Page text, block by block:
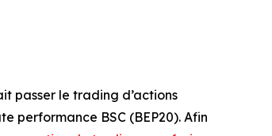
passer le trading d’actions
performance BSC (BEP20). Afin